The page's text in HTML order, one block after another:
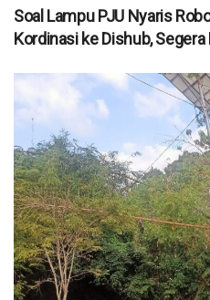
Soal Lampu PJU Nyaris
Kordinasi ke Dishub, Segera